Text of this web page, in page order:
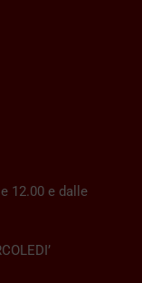
12.00 e dalle